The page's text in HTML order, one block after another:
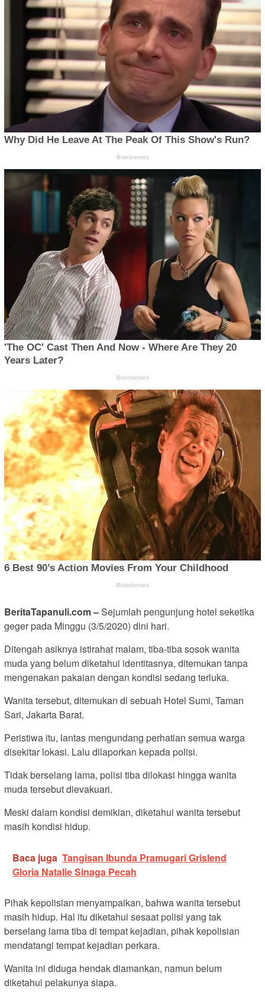
BeritaTapanuli.com –Sejumlah pengunjung hotel seketika
geger pada Minggu (3/5/2020) dini hari.
Ditengah asiknya istirahat malam, tiba-tiba sosok wanita
muda yang belum diketahui identitasnya, ditemukan tanpa
mengenakan pakaian dengan kondisi sedang terluka.
Wanita tersebut, ditemukan di sebuah Hotel Sumi, Taman
Sari, Jakarta Barat.
Peristiwa itu, lantas mengundang perhatian semua warga
disekitar lokasi. Lalu dilaporkan kepada polisi.
Tidak berselang lama, polisi tiba dilokasi hingga wanita
muda tersebut dievakuari.
Meski dalam kondisi demikian, diketahui wanita tersebut
masih kondisi hidup.
Baca juga Tangisan Ibunda Pramugari Grislend
Gloria Natalie Sinaga Pecah
Pihak kepolisian menyampaikan, bahwa wanita tersebut
masih hidup. Hal itu diketahui sesaat polisi yang tak
berselang lama tiba di tempat kejadian, pihak kepolisian
mendatangi tempat kejadian perkara.
Wanita ini diduga hendak diamankan, namun belum
diketahui pelakunya siapa.